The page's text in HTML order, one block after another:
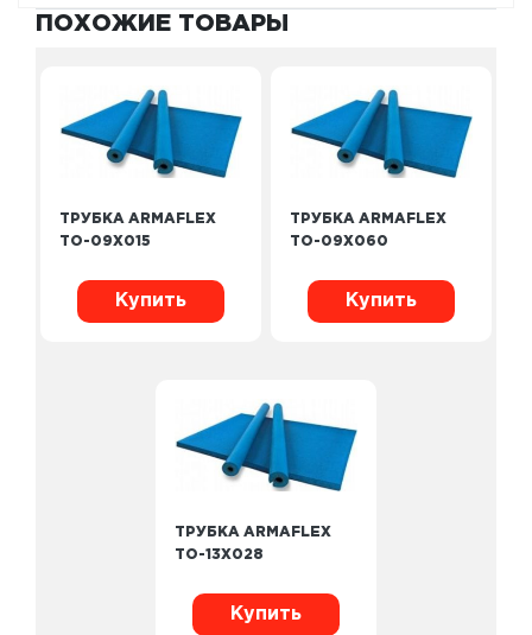
ПОХОЖИЕ ТОВАРЫ
ТРУБКА ARMAFLEX
TO-09X015
Купить
ТРУБКА ARMAFLEX
TO-09X060
Купить
ТРУБКА ARMAFLEX
TO-13X028
Купить